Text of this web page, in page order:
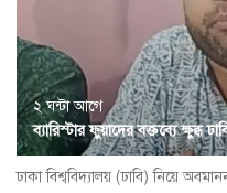
২ ঘন্টা আগে
ব্যারিস্টার ফুয়াদের বক্তব্যে ক্ষুব্ধ
ঢাকা বিশ্ববিদ্যালয় (ঢাবি) নিয়ে